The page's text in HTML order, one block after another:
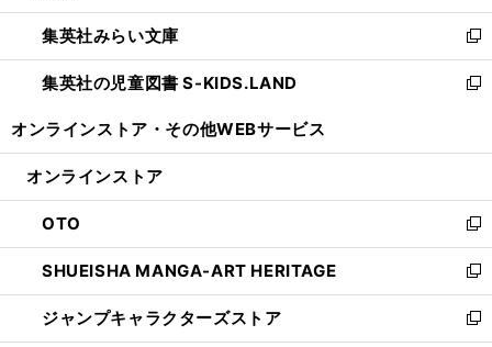
開
く
ウ
で
開
く
ン
ド
ウ
で
ウ
ィ
ン
ド
開
集英社みらい文庫
新
し
い
ン
ウ
で
開
く
集英社の児童図書 S-KIDS.LAND
新
ウ
ン
ド
ウ
で
開
く
オンラインストア・ その他WEBサービス
オンラインストア
OTO
新
し
い
ウ
ィ
SHUEISHA MANGA-ART HERITAGE
新
し
い
ジャンプキャラクターズストア
新